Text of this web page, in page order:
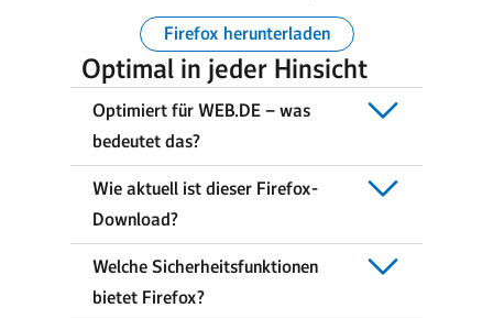
Firefox herunterladen
Optimal in jeder Hinsicht
Optimiert für WEB.DE – was
bedeutet das?
Wie aktuell ist dieser Firefox-
Download?
Welche Sicherheitsfunktionen
bietet Firefox?